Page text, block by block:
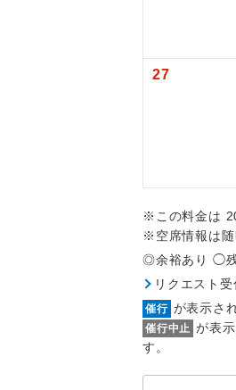
27
※この料金は
※空席情報は随
◎余裕あり ◯
リクエスト受
催行 が表示さ
催行中止 が表
す。